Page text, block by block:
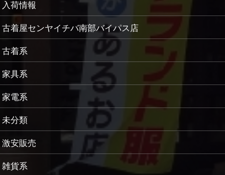
入荷情報
古着屋センヤイチバ南部バイパス店
古着系
家具系
家電系
未分類
激安販売
雑貨系